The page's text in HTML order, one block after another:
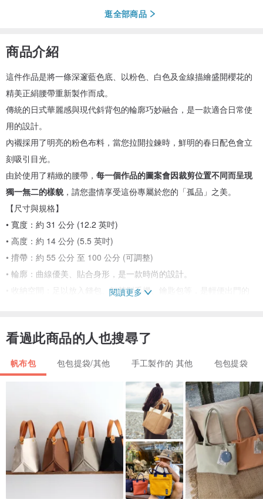
逛全部商品
商品介紹
這件作品是將一條深邃藍色底、以粉色、白色及金線描繪盛開櫻花的
精美正絹腰帶重新製作而成。
傳統的日式華麗感與現代斜背包的輪廓巧妙融合，是一款適合日常使
用的設計。
內襯採用了明亮的粉色布料，當您拉開拉鍊時，鮮明的春日配色會立
刻吸引目光。
由於使用了精緻的腰帶， 每一個作品的圖案會因裁剪位置不同而呈現
獨一無二的樣貌 ，請您盡情享受這份專屬於您的「孤品」之美。
【尺寸與規格】
• 寬度：約 31 公分 (12.2 英吋)
• 高度：約 14 公分 (5.5 英吋)
• 揹帶：約 55 公分 至 100 公分 (可調整)
• 輪廓：曲線優美、貼合身形，是一款時尚的設計。
• 收納空間：足以放入錢包、智慧型手機、鑰匙包等，是輕便出門的
• 盛開的櫻花：密集織出的櫻花圖案，能讓臉部周圍更顯明亮華麗。
• 日式現代風格的日常使用：將傳統腰帶融入現代單品，使其更易於
• 本作品嚴選狀態良好的復古腰帶製作，但部分可能帶有古董素材特
有的質感或極其微細的歲月痕跡。
• 懇請您理解此為再造作品獨有的歷史韻味，以及古董素材的特性。
閱讀更多
看過此商品的人也搜尋了
帆布包 包包提袋/其他 手工製作的 其他 包包提袋